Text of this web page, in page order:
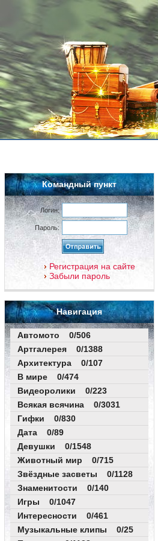
Командный пункт
Логин:
Пароль:
Регистрация на сайте
Забыли пароль
Навигация
Автомото 0/506
Артгалерея 0/1388
Архитектура 0/107
В мире 0/474
Видеоролики 0/223
Всякая всячина 0/3031
Гифки 0/830
Дата 0/89
Девушки 0/1548
Животный мир 0/715
Звёздные засветы 0/1128
Знаменитости 0/140
Игры 0/1047
Интересности 0/461
Музыкальные клипы 0/25